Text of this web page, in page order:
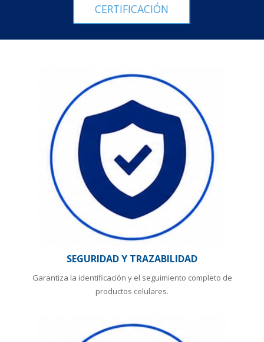
CERTIFICACIÓN
SEGURIDAD Y TRAZABILIDAD
Garantiza la identificación y el seguimiento completo de
productos celulares.